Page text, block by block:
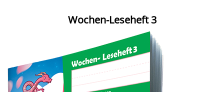
Wochen-Leseheft 3